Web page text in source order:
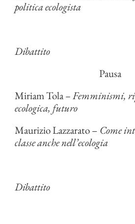
politica ecologista
Dibattito
Pausa
Miriam Tola– Femminismi,
ecologica, futuro
Maurizio Lazzarato – Come
classe anche nell’ecologia
Dibattito